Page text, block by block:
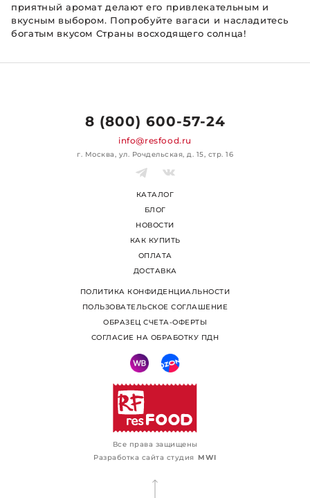
приятный аромат делают его привлекательным и
вкусным выбором. Попробуйте вагаси и насладитесь
богатым вкусом Страны восходящего солнца!
Все права защищены
Разработка сайта студияMWI
КАТАЛОГ
БЛОГ
НОВОСТИ
КАК КУПИТЬ
ОПЛАТА
ДОСТАВКА
8 (800) 600-57-24
info@resfood.ru
г. Москва, ул. Рочдельская, д. 15, стр. 16
ПОЛИТИКА КОНФИДЕНЦИАЛЬНОСТИ
ПОЛЬЗОВАТЕЛЬСКОЕ СОГЛАШЕНИЕ
ОБРАЗЕЦ СЧЕТА-ОФЕРТЫ
СОГЛАСИЕ НА ОБРАБОТКУ ПДН